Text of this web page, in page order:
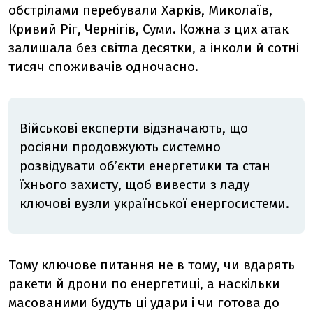
обстрілами перебували Харків, Миколаїв,
Кривий Ріг, Чернігів, Суми. Кожна з цих атак
залишала без світла десятки, а інколи й сотні
тисяч споживачів одночасно.
Військові експерти відзначають, що
росіяни продовжують системно
розвідувати об’єкти енергетики та стан
їхнього захисту, щоб вивести з ладу
ключові вузли української енергосистеми.
Тому ключове питання не в тому, чи вдарять
ракети й дрони по енергетиці, а наскільки
масованими будуть ці удари і чи готова до